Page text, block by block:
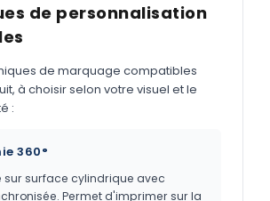
de personnalisation
de marquage compatibles
à choisir selon votre visuel et le
:
360°
sur surface cylindrique avec
Permet d'imprimer sur la